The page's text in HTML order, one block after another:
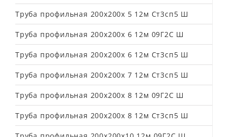
Труба профильная 200х200х 5 12м Ст3сп5 Ш
Труба профильная 200х200х 6 12м 09Г2С Ш
Труба профильная 200х200х 6 12м Ст3сп5 Ш
Труба профильная 200х200х 7 12м Ст3сп5 Ш
Труба профильная 200х200х 8 12м 09Г2С Ш
Труба профильная 200х200х 8 12м Ст3сп5 Ш